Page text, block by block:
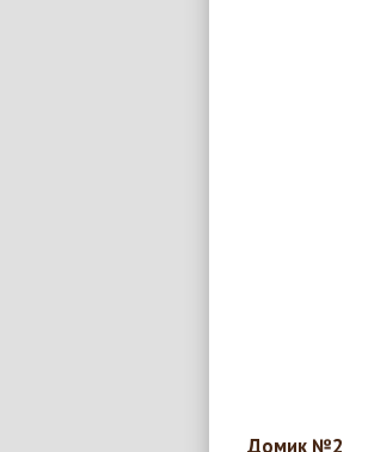
Домик №2